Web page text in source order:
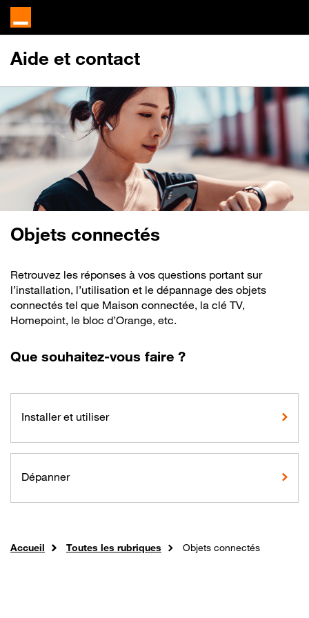
Aide et contact
Objets connectés
Retrouvez les réponses à vos questions portant sur
l’installation, l’utilisation et le dépannage des objets
connectés tel que Maison connectée, la clé TV,
Homepoint, le bloc d’Orange, etc.
Que souhaitez-vous faire ?
Installer et utiliser
Dépanner
Accueil Toutes les rubriques Objets connectés